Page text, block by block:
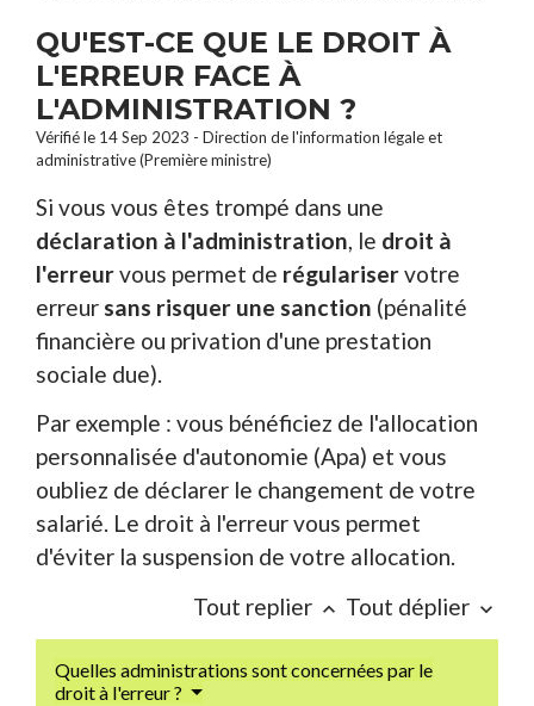
QU'EST-CE QUE LE DROIT À
L'ERREUR FACE À
L'ADMINISTRATION ?
Vérifié le 14 Sep 2023 - Direction de l'information légale et
administrative (Première ministre)
Si vous vous êtes trompé dans une
déclaration à l'administration, le droit à
l'erreurvous permet de régulariservotre
erreur sans risquer une sanction (pénalité
financière ou privation d'une prestation
sociale due).
Par exemple : vous bénéficiez de l'allocation
personnalisée d'autonomie (Apa) et vous
oubliez de déclarer le changement de votre
salarié. Le droit à l'erreur vous permet
d'éviter la suspension de votre allocation.
Tout replier keyboard_arrow_up Tout déplier keyboard_arrow_down
Quelles administrations sont concernées par le
droit à l'erreur ?